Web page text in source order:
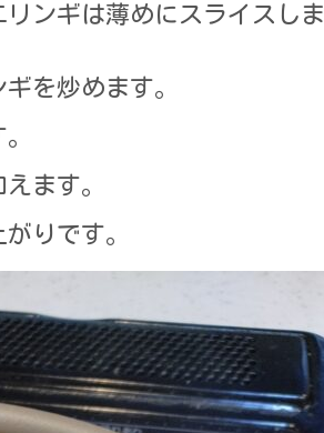
ンギは薄めにスライスしま
を炒めます。
ます。
りです。